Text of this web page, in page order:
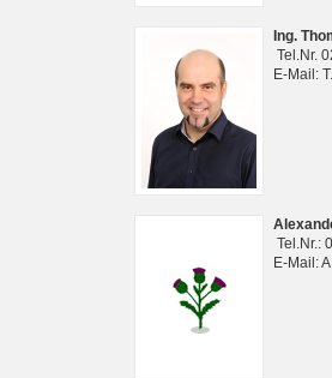
Ing.
Tel.Nr.
E-Mail:
Tel.Nr.:
E-Mail: